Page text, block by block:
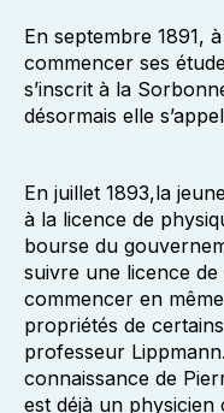
En septembre 1891,
commencer ses
s’inscrit à la
désormais elle
En juillet 1893,la
à la licence de
bourse du
suivre une licence
commencer en
propriétés de
professeur
connaissance de
est déjà un physicien